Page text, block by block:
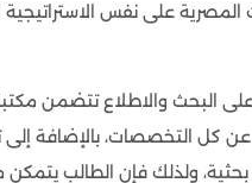
المصرية للطلاب الوافدين
أو بلد الطالب):
على نفس الاستراتيجية
البحث والاطلاع تتضمن
عن كل التخصصات، بالإضافة
ولذلك فإن الطالب يتمكن